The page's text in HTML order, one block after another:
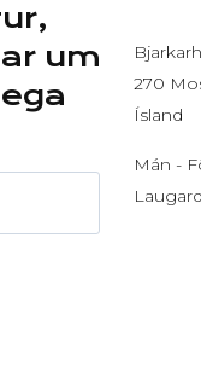
um
270
Ísland
Mán -